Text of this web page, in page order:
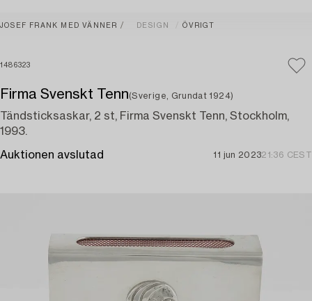
JOSEF FRANK MED VÄNNER DESIGN ÖVRIGT
1486323
Firma Svenskt Tenn(Sverige, Grundat 1924)
Tändsticksaskar, 2 st, Firma Svenskt Tenn, Stockholm,
1993.
Auktionen avslutad 11 jun 202321:36 CEST